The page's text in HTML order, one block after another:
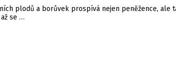
plodů a borůvek prospívá nejen peněžence, ale
se …